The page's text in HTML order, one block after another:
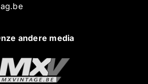
andere media